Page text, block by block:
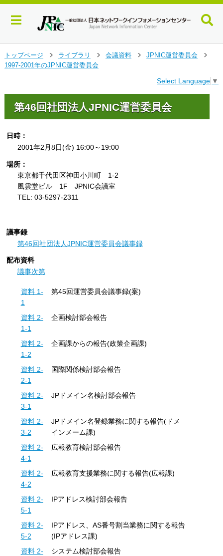
イ
ン
トップページ
>
ライブラリ
>
会議資料
JPNIC運営委員会
1997-2001年のJPNIC運営委員会
Select Language ▼
第46回社団法人JPNIC運営委員会
日時：
2001年2月8日(金) 16:00～19:00
場所：
東京都千代田区神田小川町 1-2
風雲堂ビル 1F JPNIC会議室
TEL: 03-5297-2311
議事録
第46回社団法人JPNIC運営委員会議事録
配布資料
議事次第
資料 1-
1
第45回運営委員会議事録(案)
資料 2-
1-1
企画検討部会報告
資料 2-
1-2
企画課からの報告(政策企画課)
資料 2-
2-1
国際関係検討部会報告
資料 2-
3-1
JPドメイン名検討部会報告
資料 2-
3-2
JPドメイン名登録業務に関する報告(ドメ
インメーム課)
資料 2-
4-1
広報教育検討部会報告
資料 2-
4-2
広報教育支援業務に関する報告(広報課)
資料 2-
5-1
IPアドレス検討部会報告
資料 2-
5-2
IPアドレス、AS番号割当業務に関する報告
(IPアドレス課)
資料 2-
システム検討部会報告